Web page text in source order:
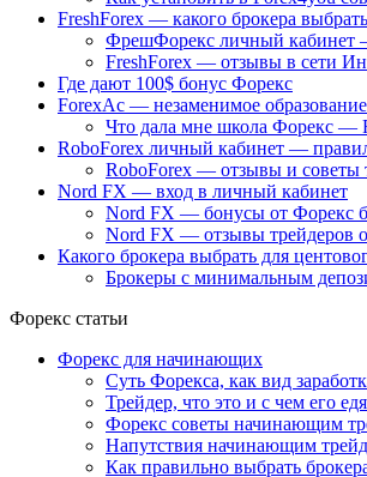
FreshForex — какого брокера выбрать
ФрешФорекс личный кабинет —
FreshForex — отзывы в сети
Где дают 100$ бонус Форекс
ForexAc — незаменимое
Что дала мне школа Форекс —
RoboForex личный кабинет —
RoboForex — отзывы и советы
Nord FX — вход в личный кабинет
Nord FX — бонусы от Форекс
Nord FX — отзывы трейдеров
Какого брокера выбрать для
Брокеры с минимальным
Форекс статьи
Форекс для начинающих
Суть Форекса, как вид
Трейдер, что это и с чем его
Форекс советы начинающим
Напутствия начинающим
Как правильно выбрать